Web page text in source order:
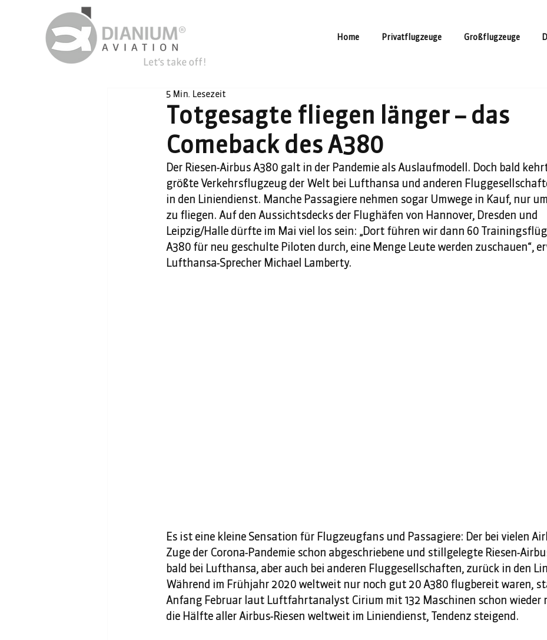
Home Privatflugzeuge Großflugzeuge
Totgesagte fliegen länger – das
Comeback des A380
5 Min. Lesezeit
Der Riesen-Airbus A380 galt in der Pandemie als Auslaufmodell. Doch bald
größte Verkehrsflugzeug der Welt bei Lufthansa und anderen
in den Liniendienst. Manche Passagiere nehmen sogar Umwege in Kauf, nur
zu fliegen. Auf den Aussichtsdecks der Flughäfen von Hannover, Dresden und
Leipzig/Halle dürfte im Mai viel los sein: „Dort führen wir dann 60
A380 für neu geschulte Piloten durch, eine Menge Leute werden zuschauen“,
Lufthansa-Sprecher Michael Lamberty.
Es ist eine kleine Sensation für Flugzeugfans und Passagiere: Der bei vielen
Zuge der Corona-Pandemie schon abgeschriebene und stillgelegte Riesen-
bald bei Lufthansa, aber auch bei anderen Fluggesellschaften, zurück in den
Während im Frühjahr 2020 weltweit nur noch gut 20 A380 flugbereit waren,
Anfang Februar laut Luftfahrtanalyst Cirium mit 132 Maschinen schon wieder
die Hälfte aller Airbus-Riesen weltweit im Liniendienst, Tendenz steigend.